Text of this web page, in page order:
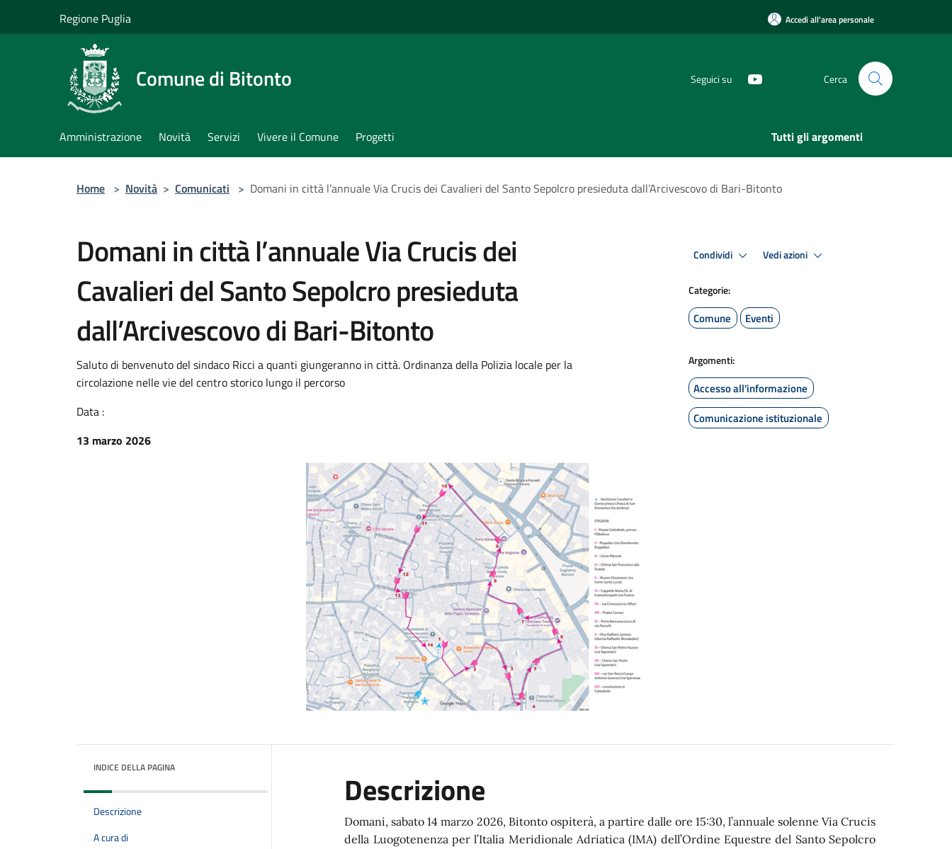
Regione Puglia Accedi all'area personale
Comune di Bitonto Seguici su Cerca
Amministrazione Novità Servizi Vivere il Comune Progetti Tutti gli argomenti
Home > Novità > Comunicati > Domani in città l’annuale Via Crucis dei Cavalieri del Santo Sepolcro presieduta dall’Arcivescovo di Bari-Bitonto
Domani in città l’annuale Via Crucis dei
Cavalieri del Santo Sepolcro presieduta
dall’Arcivescovo di Bari-Bitonto
Saluto di benvenuto del sindaco Ricci a quanti giungeranno in città. Ordinanza della Polizia locale per la
circolazione nelle vie del centro storico lungo il percorso
Data :
13 marzo 2026
Condividi Vedi azioni
Categorie:
Comune Eventi
Argomenti:
Accesso all'informazione
Comunicazione istituzionale
INDICE DELLA PAGINA
Descrizione
A cura di
Descrizione
Domani, sabato 14 marzo 2026, Bitonto ospiterà, a partire dalle ore 15:30, l’annuale solenne Via Crucis
della Luogotenenza per l’Italia Meridionale Adriatica (IMA) dell’Ordine Equestre del Santo Sepolcro